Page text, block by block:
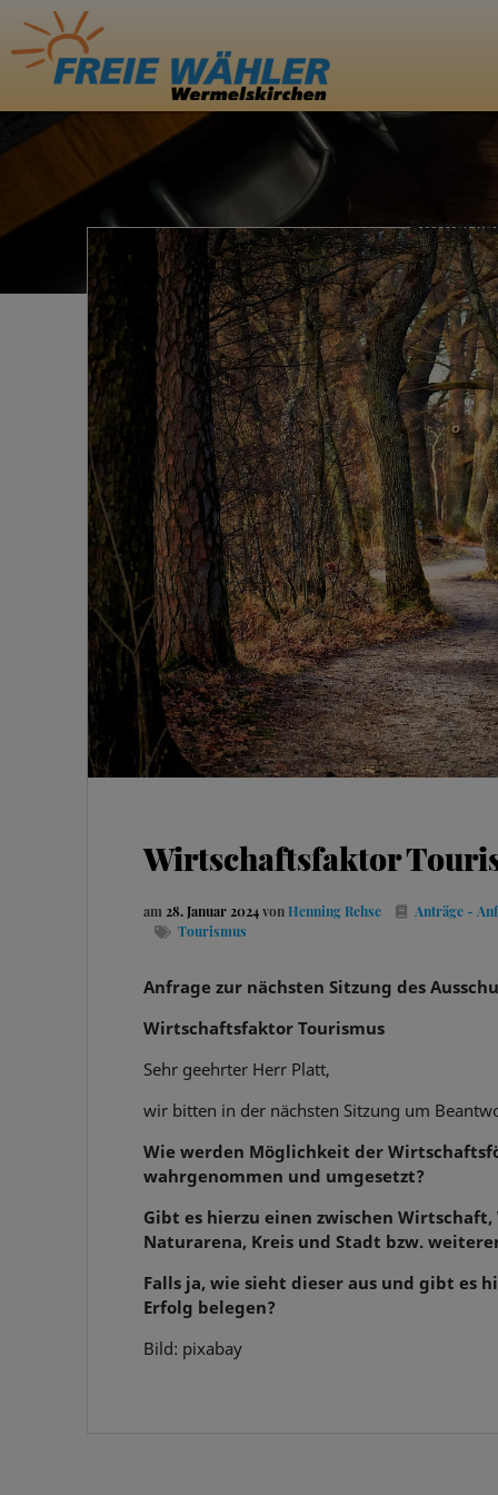
Wirtschaftsfaktor
am 28. Januar 2024von Henning Rehse
Anträge -
Tourismus
Anfragezur nächsten Sitzung des
Wirtschaftsfaktor Tourismus
Sehr geehrter Herr Platt,
wir bitten in der nächsten Sitzung um
Wie werden Möglichkeit der
wahrgenommen und umgesetzt?
Gibt es hierzu einen zwischen
Naturarena, Kreis und Stadt bzw.
Falls ja, wie sieht dieser aus und gibt es
Erfolg belegen?
Bild: pixabay